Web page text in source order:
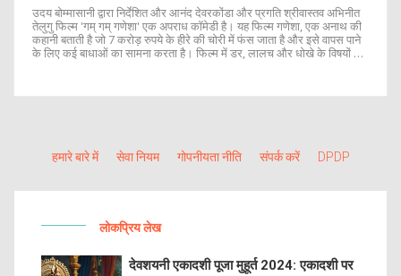
उदय बोम्मासानी द्वारा निर्देशित और आनंद देवरकोंडा और प्रगति श्रीवास्तव अभिनीत
तेलुगु फिल्म 'गम् गम् गणेशा' एक अपराध कॉमेडी है। यह फिल्म गणेशा, एक अनाथ की
कहानी बताती है जो 7 करोड़ रुपये के हीरे की चोरी में फंस जाता है और इसे वापस पाने
के लिए कई बाधाओं का सामना करता है। फिल्म में डर, लालच और धोखे के विषयों का
हमारे बारे में सेवा नियम गोपनीयता नीति संपर्क करें DPDP
लोकप्रिय लेख
देवशयनी एकादशी पूजा मुहूर्त 2024: एकादशी पर